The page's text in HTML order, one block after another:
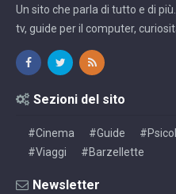
Un sito che parla di tutto e di
tv, guide per il computer,
Sezioni del sito
#Cinema #Guide
#Viaggi
#Barzellette
Newsletter